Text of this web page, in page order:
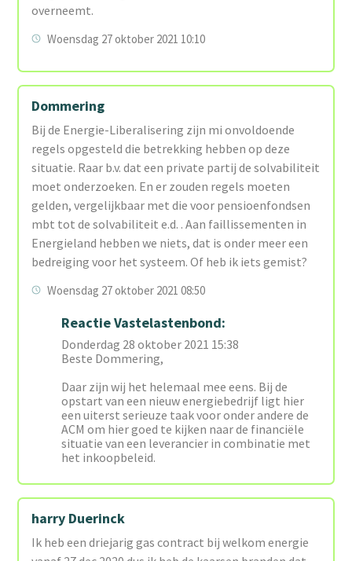
overneemt.
Woensdag 27 oktober 2021 10:10
Dommering
Bij de Energie-Liberalisering zijn mi onvoldoende
regels opgesteld die betrekking hebben op deze
situatie. Raar b.v. dat een private partij de solvabiliteit
moet onderzoeken. En er zouden regels moeten
gelden, vergelijkbaar met die voor pensioenfondsen
mbt tot de solvabiliteit e.d. . Aan faillissementen in
Energieland hebben we niets, dat is onder meer een
bedreiging voor het systeem. Of heb ik iets gemist?
Woensdag 27 oktober 2021 08:50
Reactie Vastelastenbond:
Donderdag 28 oktober 2021 15:38
Beste Dommering,
Daar zijn wij het helemaal mee eens. Bij de
opstart van een nieuw energiebedrijf ligt hier
een uiterst serieuze taak voor onder andere de
ACM om hier goed te kijken naar de financiële
situatie van een leverancier in combinatie met
het inkoopbeleid.
harry Duerinck
Ik heb een driejarig gas contract bij welkom energie